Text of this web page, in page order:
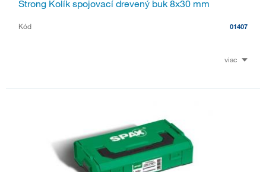
Strong Kolík spojovací drevený buk 8x30 mm
Kód 01407
viac